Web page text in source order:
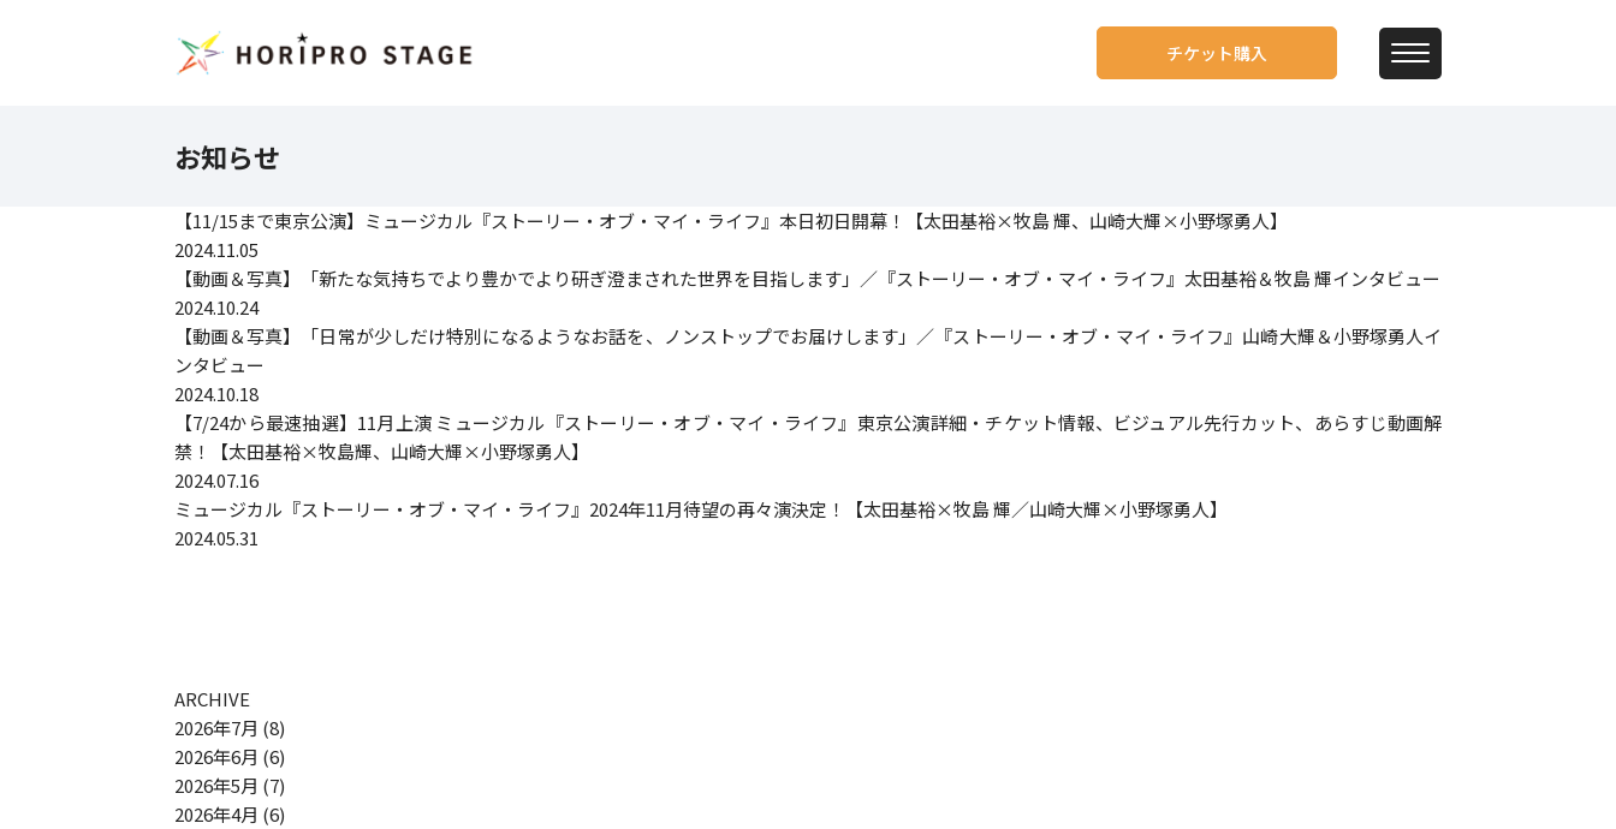
チケット購入
お知らせ
【11/15まで東京公演】ミュージカル『ストーリー・オブ・マイ・ライフ』本日初日開幕！【太田基裕×牧島 輝、山崎大輝×小野塚勇人】
2024.11.05
【動画＆写真】「新たな気持ちでより豊かでより研ぎ澄まされた世界を目指します」／『ストーリー・オブ・マイ・ライフ』太田基裕＆牧島 輝インタビュー
2024.10.24
【動画＆写真】「日常が少しだけ特別になるようなお話を、ノンストップでお届けします」／『ストーリー・オブ・マイ・ライフ』山崎大輝＆小野塚勇人イ
ンタビュー
2024.10.18
【7/24から最速抽選】11月上演 ミュージカル『ストーリー・オブ・マイ・ライフ』東京公演詳細・チケット情報、ビジュアル先行カット、あらすじ動画解
禁！【太田基裕×牧島輝、山崎大輝×小野塚勇人】
2024.07.16
ミュージカル『ストーリー・オブ・マイ・ライフ』2024年11月待望の再々演決定！【太田基裕×牧島 輝／山崎大輝×小野塚勇人】
2024.05.31
ARCHIVE
2026年7月 (8)
2026年6月 (6)
2026年5月 (7)
2026年4月 (6)